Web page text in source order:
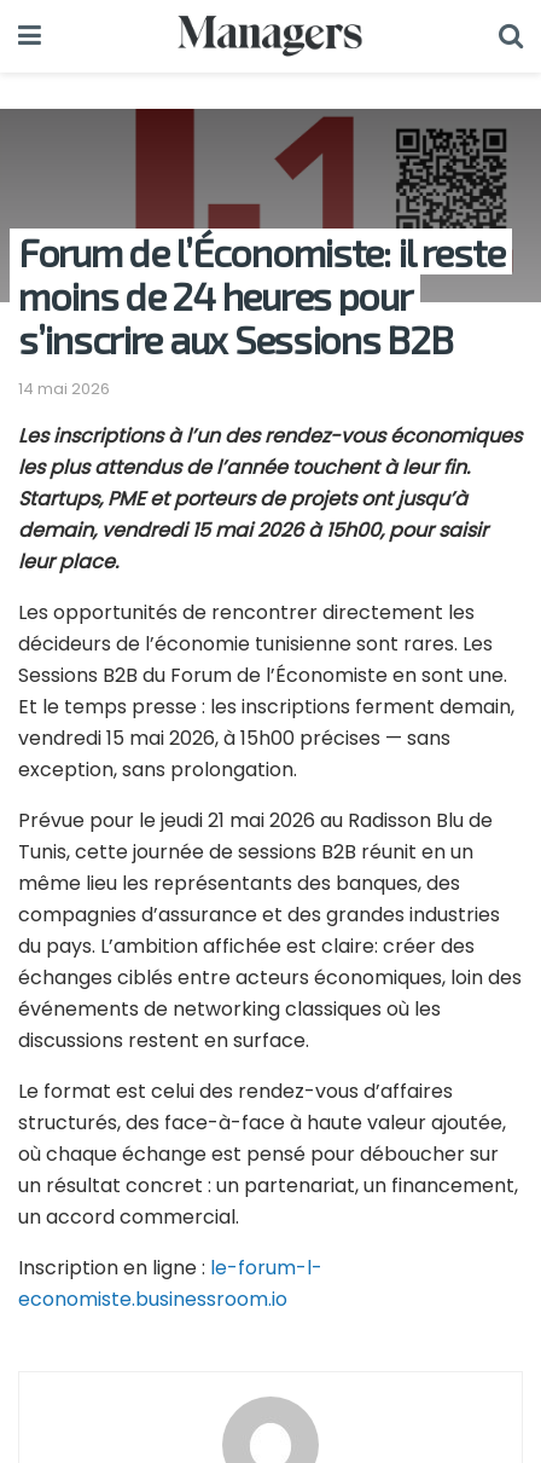
Forum de l’Économiste: il reste
moins de 24 heures pour
s’inscrire aux Sessions B2B
14 mai 2026
Les inscriptions à l’un des rendez-vous économiques
les plus attendus de l’année touchent à leur fin.
Startups, PME et porteurs de projets ont jusqu’à
demain, vendredi 15 mai 2026 à 15h00, pour saisir
leur place.
Les opportunités de rencontrer directement les
décideurs de l’économie tunisienne sont rares. Les
Sessions B2B du Forum de l’Économiste en sont une.
Et le temps presse : les inscriptions ferment demain,
vendredi 15 mai 2026, à 15h00 précises — sans
exception, sans prolongation.
Prévue pour le jeudi 21 mai 2026 au Radisson Blu de
Tunis, cette journée de sessions B2B réunit en un
même lieu les représentants des banques, des
compagnies d’assurance et des grandes industries
du pays. L’ambition affichée est claire: créer des
échanges ciblés entre acteurs économiques, loin des
événements de networking classiques où les
discussions restent en surface.
Le format est celui des rendez-vous d’affaires
structurés, des face-à-face à haute valeur ajoutée,
où chaque échange est pensé pour déboucher sur
un résultat concret : un partenariat, un financement,
un accord commercial.
Inscription en ligne : le-forum-l-
economiste.businessroom.io